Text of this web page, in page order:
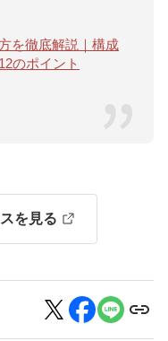
を徹底解説｜構成
のポイント
を見る